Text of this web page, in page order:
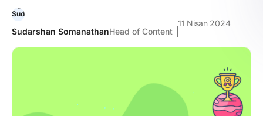
Sudarshan SomanathanHead of Content
11 Nisan 2024